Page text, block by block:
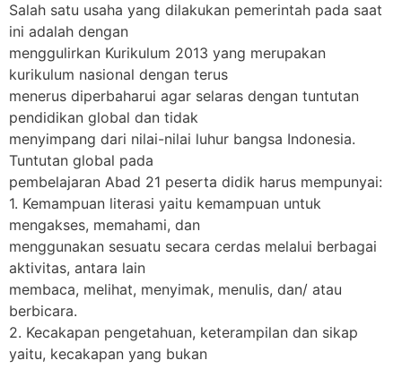
Salah satu usaha yang dilakukan pemerintah pada saat
ini adalah dengan
menggulirkan Kurikulum 2013 yang merupakan
kurikulum nasional dengan terus
menerus diperbaharui agar selaras dengan tuntutan
pendidikan global dan tidak
menyimpang dari nilai-nilai luhur bangsa Indonesia.
Tuntutan global pada
pembelajaran Abad 21 peserta didik harus mempunyai:
1. Kemampuan literasi yaitu kemampuan untuk
mengakses, memahami, dan
menggunakan sesuatu secara cerdas melalui berbagai
aktivitas, antara lain
membaca, melihat, menyimak, menulis, dan/ atau
berbicara.
2. Kecakapan pengetahuan, keterampilan dan sikap
yaitu, kecakapan yang bukan